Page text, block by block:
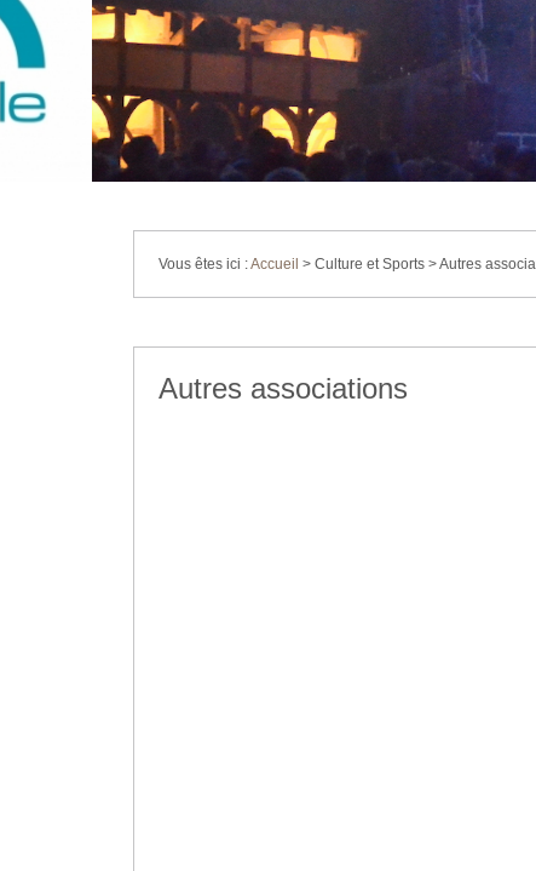
Vous êtes ici :Accueil > Culture et Sports >Autres
Autres associations